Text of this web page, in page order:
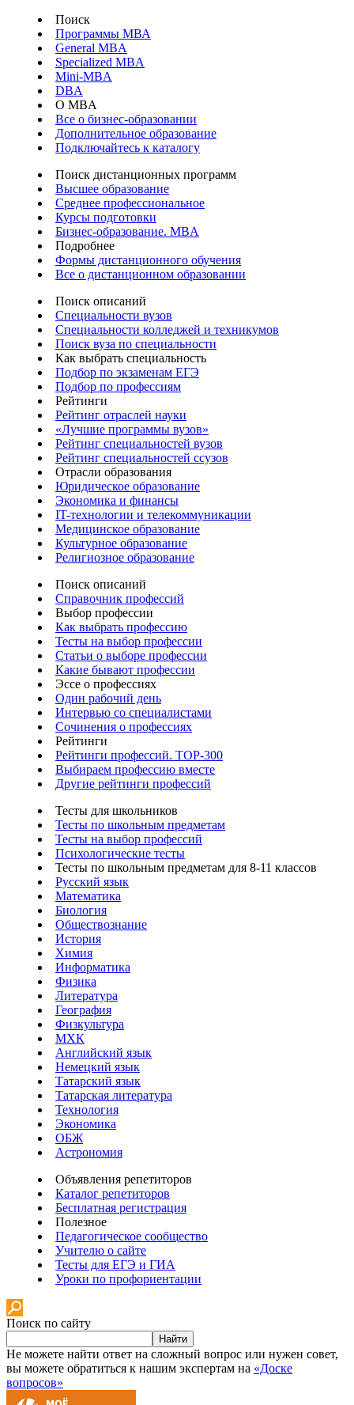
Поиск
Программы МВА
General MBA
Specialized MBA
Mini-MBA
DBA
О MBA
Все о бизнес-образовании
Дополнительное образование
Подключайтесь к каталогу
Поиск дистанционных программ
Высшее образование
Среднее профессиональное
Курсы подготовки
Бизнес-образование. MBA
Подробнее
Формы дистанционного обучения
Все о дистанционном образовании
Поиск описаний
Специальности вузов
Специальности колледжей и техникумов
Поиск вуза по специальности
Как выбрать специальность
Подбор по экзаменам ЕГЭ
Подбор по профессиям
Рейтинги
Рейтинг отраслей науки
«Лучшие программы вузов»
Рейтинг специальностей вузов
Рейтинг специальностей ссузов
Отрасли образования
Юридическое образование
Экономика и финансы
IT-технологии и телекоммуникации
Медицинское образование
Культурное образование
Религиозное образование
Поиск описаний
Справочник профессий
Выбор профессии
Как выбрать профессию
Тесты на выбор профессии
Статьи о выборе профессии
Какие бывают профессии
Эссе о профессиях
Один рабочий день
Интервью со специалистами
Сочинения о профессиях
Рейтинги
Рейтинги профессий. TOP-300
Выбираем профессию вместе
Другие рейтинги профессий
Тесты для школьников
Тесты по школьным предметам
Тесты на выбор профессий
Психологические тесты
Тесты по школьным предметам для 8-11 классов
Русский язык
Математика
Биология
Обществознание
История
Химия
Информатика
Физика
Литература
География
Физкультура
МХК
Английский язык
Немецкий язык
Татарский язык
Татарская литература
Технология
Экономика
ОБЖ
Астрономия
Объявления репетиторов
Каталог репетиторов
Бесплатная регистрация
Полезное
Педагогическое сообщество
Учителю о сайте
Тесты для ЕГЭ и ГИА
Уроки по профориентации
Поиск по сайту
Найти
Не можете найти ответ на сложный вопрос или нужен совет,
вы можете обратиться к нашим экспертам на «Доске
вопросов»